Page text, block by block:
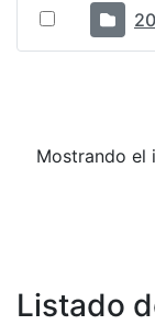
Mostrando el
Listado